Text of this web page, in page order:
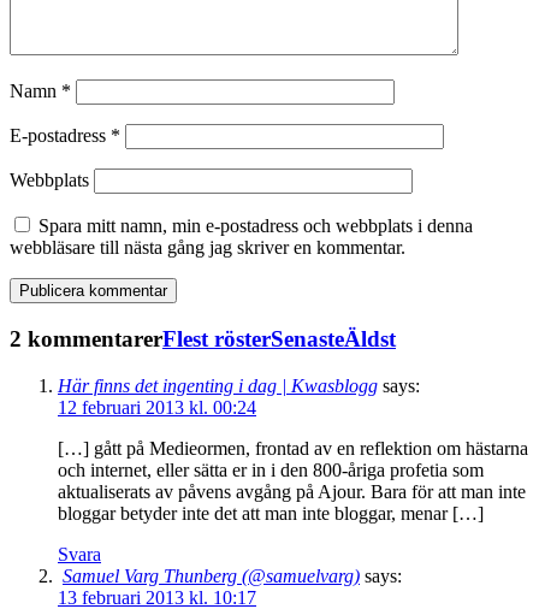
Namn *
E-postadress *
Webbplats
Spara mitt namn, min e-postadress och webbplats i denna
webbläsare till nästa gång jag skriver en kommentar.
2 kommentarerFlest rösterSenasteÄldst
Här finns det ingenting i dag | Kwasblogg says:
12 februari 2013 kl. 00:24
[…] gått på Medieormen, frontad av en reflektion om hästarna
och internet, eller sätta er in i den 800-åriga profetia som
aktualiserats av påvens avgång på Ajour. Bara för att man inte
bloggar betyder inte det att man inte bloggar, menar […]
Svara
Samuel Varg Thunberg (@samuelvarg) says:
13 februari 2013 kl. 10:17